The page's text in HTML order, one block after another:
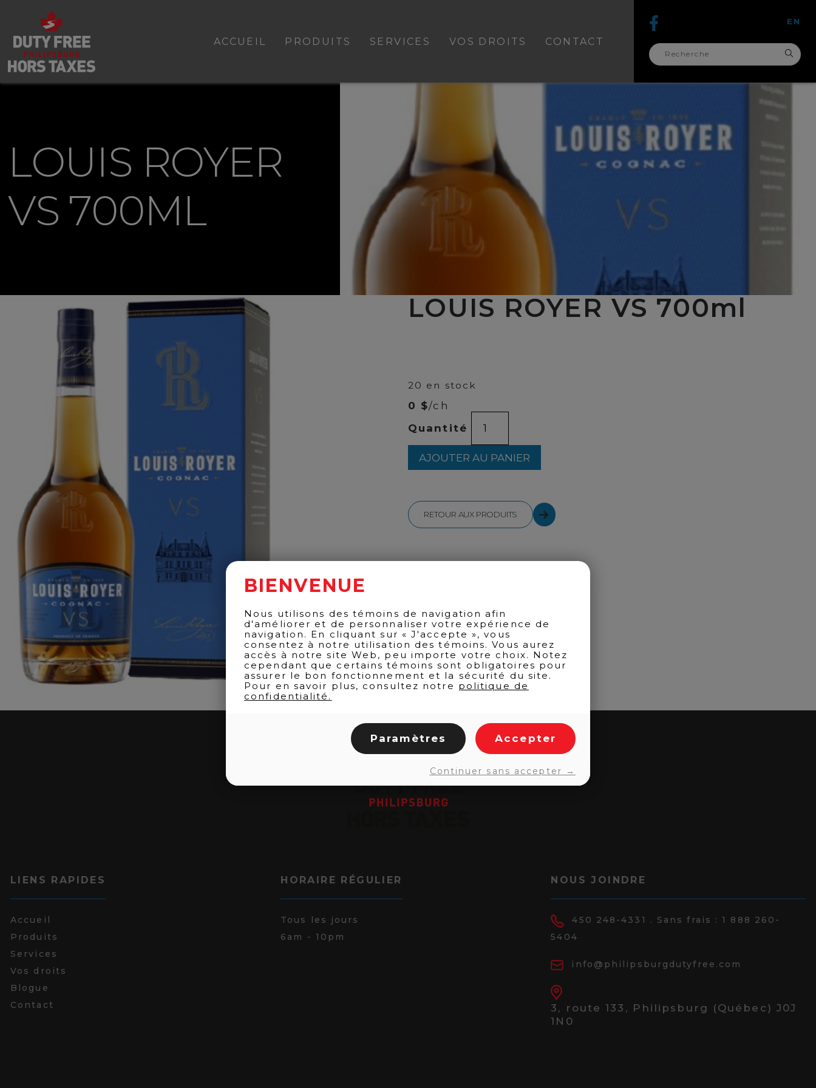
ACCUEIL PRODUITS SERVICES VOS DROITS CONTACT
EN
recherche
pour :
LOUIS ROYER
VS 700ML
LOUIS ROYER VS 700ml
20 en stock
0 $/ch
Quantité
de
ROYER
VS
AJOUTER AU PANIER
RETOUR AUX PRODUITS
LIENS RAPIDES
Accueil
Produits
Services
Vos droits
Blogue
Contact
HORAIRE RÉGULIER
Tous les jours
6am - 10pm
NOUS JOINDRE
450 248-4331 . Sans frais :1 888 260-
5404
info@philipsburgdutyfree.com
3, route 133, Philipsburg (Québec) J0J
1N0
BIENVENUE
Nous utilisons des témoins de navigation afin
d'améliorer et de personnaliser votre expérience de
navigation. En cliquant sur « J'accepte », vous
consentez à notre utilisation des témoins. Vous aurez
accès à notre site Web, peu importe votre choix. Notez
cependant que certains témoins sont obligatoires pour
assurer le bon fonctionnement et la sécurité du site.
Pour en savoir plus, consultez notre politique de
confidentialité.
Paramètres Accepter
Continuer sans accepter →